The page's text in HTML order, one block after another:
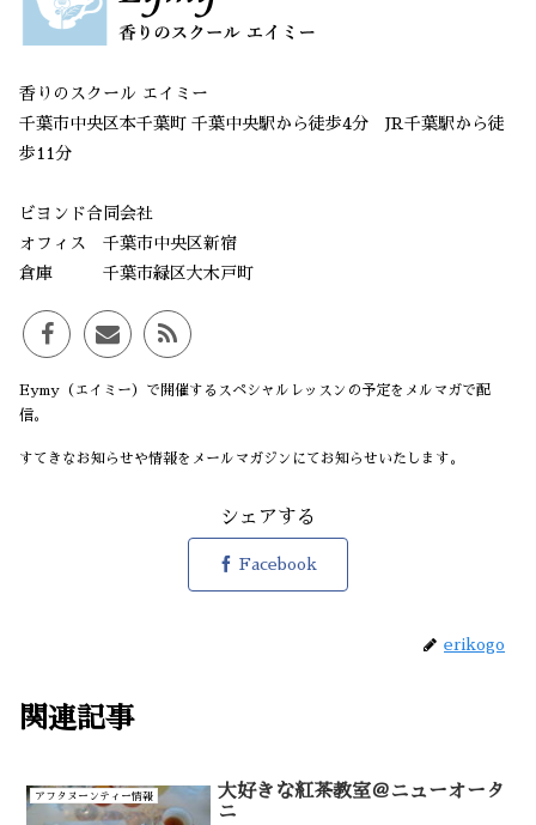
香りのスクール エイミー
千葉市中央区本千葉町 千葉中央駅から徒歩4分 JR千葉駅から徒
歩11分
ビヨンド合同会社
オフィス 千葉市中央区新宿
倉庫 千葉市緑区大木戸町
Eymy（エイミー）で開催するスペシャルレッスンの予定をメルマガで配
信。
すてきなお知らせや情報をメールマガジンにてお知らせいたします。
シェアする
Facebook
erikogo
関連記事
アフタヌーンティー情報
大好きな紅茶教室＠ニューオータ
ニ